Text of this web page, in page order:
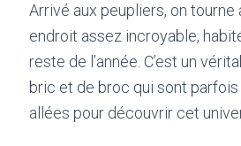
Arrivé aux peupliers, on tourne
endroit assez incroyable,
reste de l’année. C’est un
bric et de broc qui sont
allées pour découvrir cet